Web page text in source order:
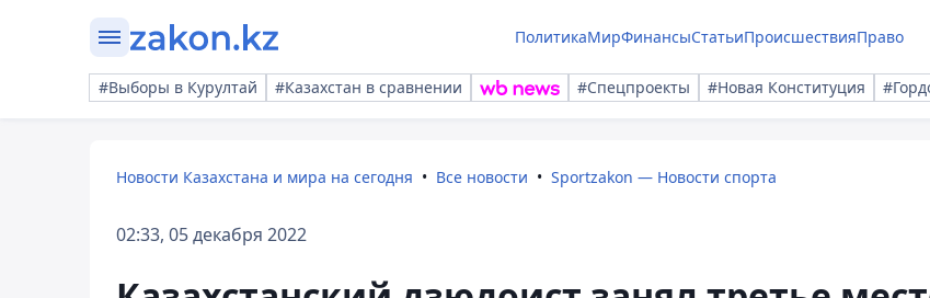
ПолитикаМирФинансыСтатьиПроисшествияПраво
#Выборы в Курултай #Казахстан в сравнении #Спецпроекты #Новая Конституция
Новости Казахстана и мира на сегодня Все новости Sportzakon — Новости спорта
02:33, 05 декабря 2022